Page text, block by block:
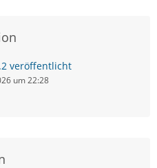
veröffentlicht
um 22:28